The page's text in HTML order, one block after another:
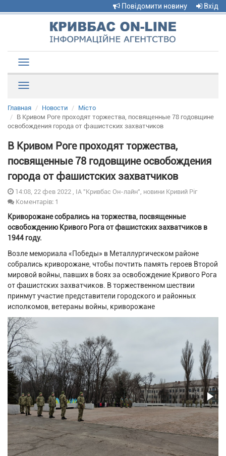
Повідомити новину Вхід
navigation
Главная Новости
Місто
В Кривом Роге проходят торжества, посвященные 78 годовщине
освобождения города от фашистских захватчиков
В Кривом Роге проходят торжества,
посвященные 78 годовщине освобождения
города от фашистских захватчиков
14:08, 22 фев 2022 , ІА "Кривбас Он-лайн", новини Кривий Ріг
Коментарів: 1
Криворожане собрались на торжества, посвященные
освобождению Кривого Рога от фашистских захватчиков в
1944 году.
Возле мемориала «Победы» в Металлургическом районе
собрались криворожане, чтобы почтить память героев Второй
мировой войны, павших в боях за освобождение Кривого Рога
от фашистских захватчиков. В торжественном шествии
принмут участие представители городского и районных
исполкомов, ветераны войны, криворожане